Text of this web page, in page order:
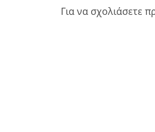
Για να σχολιάσετε